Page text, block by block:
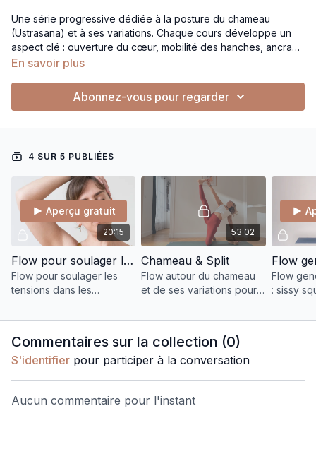
Une série progressive dédiée à la posture du chameau
(Ustrasana) et à ses variations. Chaque cours développe un
aspect clé : ouverture du cœur, mobilité des hanches, ancrage
dans les appuis, stabilité lombaire et conscience du souffle. La
respiration. Une exploration complète pour ressentir l’espace,
puissante et sécurisée.
En savoir plus
Abonnez-vous pour regarder
4 SUR 5 PUBLIÉES
20:15
Aperçu gratuit
Flow pour soulager les tensions dans les mâchoires, le cou et le haut du dos
Flow pour soulager les
tensions dans les
haut du dos. Mobilité
immédiate.
53:02
Chameau & Split
Flow autour du chameau
et de ses variations pour
guidé par le souffle et
Flow
: sissy
Pour
Commentaires sur la collection (0)
S'identifier pour participer à la conversation
Aucun commentaire pour l'instant